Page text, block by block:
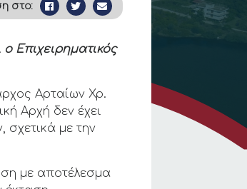
στο:
Επιχειρηματικός
Αρταίων Χρ.
Αρχή δεν έχει
με την
με αποτέλεσμα